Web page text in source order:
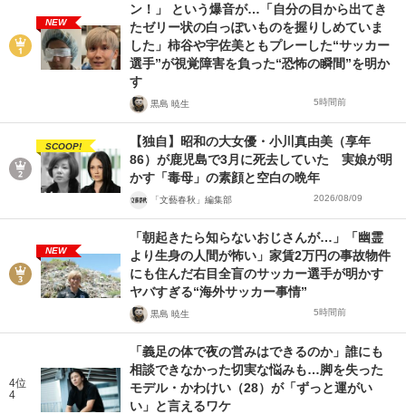
NEW
ン！」 という爆音が…「自分の目から出てき
たゼリー状の白っぽいものを握りしめていま
した」柿谷や宇佐美ともプレーした“サッカー
選手”が視覚障害を負った“恐怖の瞬間”を明か
す
黒島 暁生 5時間前
SCOOP!
【独自】昭和の大女優・小川真由美（享年
86）が鹿児島で3月に死去していた 実娘が明
かす「毒母」の素顔と空白の晩年
「文藝春秋」編集部 2026/08/09
NEW
「朝起きたら知らないおじさんが…」「幽霊
より生身の人間が怖い」家賃2万円の事故物件
にも住んだ右目全盲のサッカー選手が明かす
ヤバすぎる“海外サッカー事情”
黒島 暁生 5時間前
4位
4
「義足の体で夜の営みはできるのか」誰にも
相談できなかった切実な悩みも…脚を失った
モデル・かわけい（28）が「ずっと運がい
い」と言えるワケ